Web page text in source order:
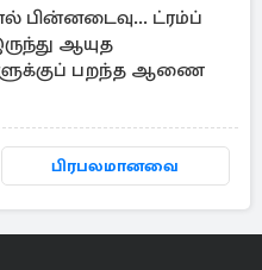
பின்னடைவு... ட்ரம்ப்
ஆயுத
பறந்த ஆணை
பிரபலமானவை